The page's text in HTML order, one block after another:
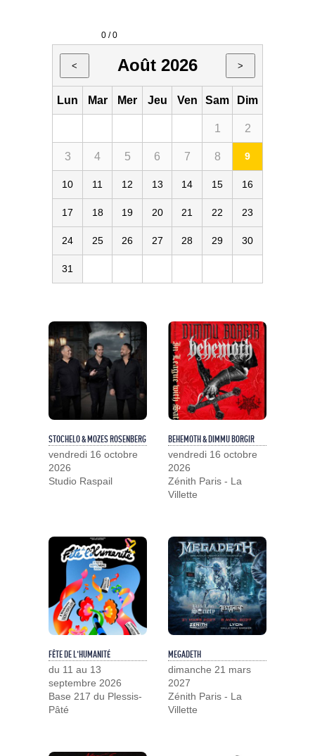
0 / 0
< Août 2026 >
Lun Mar Mer Jeu Ven Sam Dim
1 2
3 4 5 6 7 8 9
10 11 12 13 14 15 16
17 18 19 20 21 22 23
24 25 26 27 28 29 30
31
STOCHELO & MOZES ROSENBERG
vendredi 16 octobre
2026
Studio Raspail
BEHEMOTH & DIMMU BORGIR
vendredi 16 octobre
2026
Zénith Paris - La
Villette
FÊTE DE L'HUMANITÉ
du 11 au 13
septembre 2026
Base 217 du Plessis-
Pâté
MEGADETH
dimanche 21 mars
2027
Zénith Paris - La
Villette